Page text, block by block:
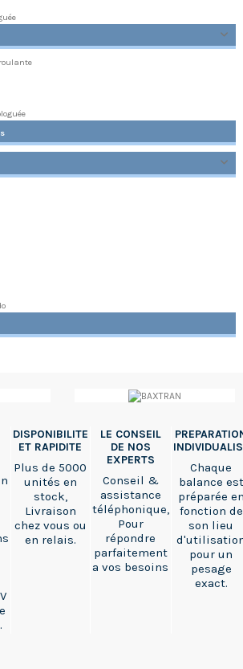
DISPONIBILITE
ET RAPIDITE
Plus de 5000
unités en
stock,
Livraison
chez vous ou
en relais.
LE CONSEIL
DE NOS
EXPERTS
Conseil &
assistance
téléphonique,
Pour
répondre
parfaitement
a vos besoins
Chaque
balance est
préparée
fonction de
son lieu
pour un
pesage
exact.